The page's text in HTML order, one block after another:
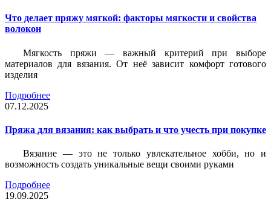
Что делает пряжу мягкой: факторы мягкости и свойства
волокон
Мягкость пряжи — важный критерий при выборе
материалов для вязания. От неё зависит комфорт готового
изделия
Подробнее
07.12.2025
Пряжа для вязания: как выбрать и что учесть при покупке
Вязание — это не только увлекательное хобби, но и
возможность создать уникальные вещи своими руками
Подробнее
19.09.2025